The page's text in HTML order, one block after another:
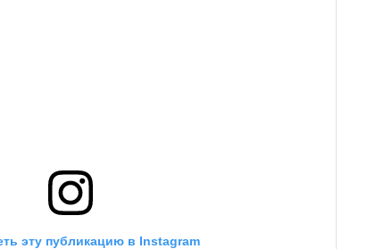
эту публикацию в Instagram